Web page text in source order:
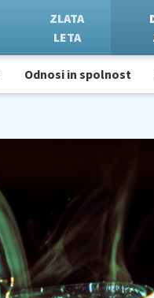
ZLATA
LETA
Odnosi in spolnost